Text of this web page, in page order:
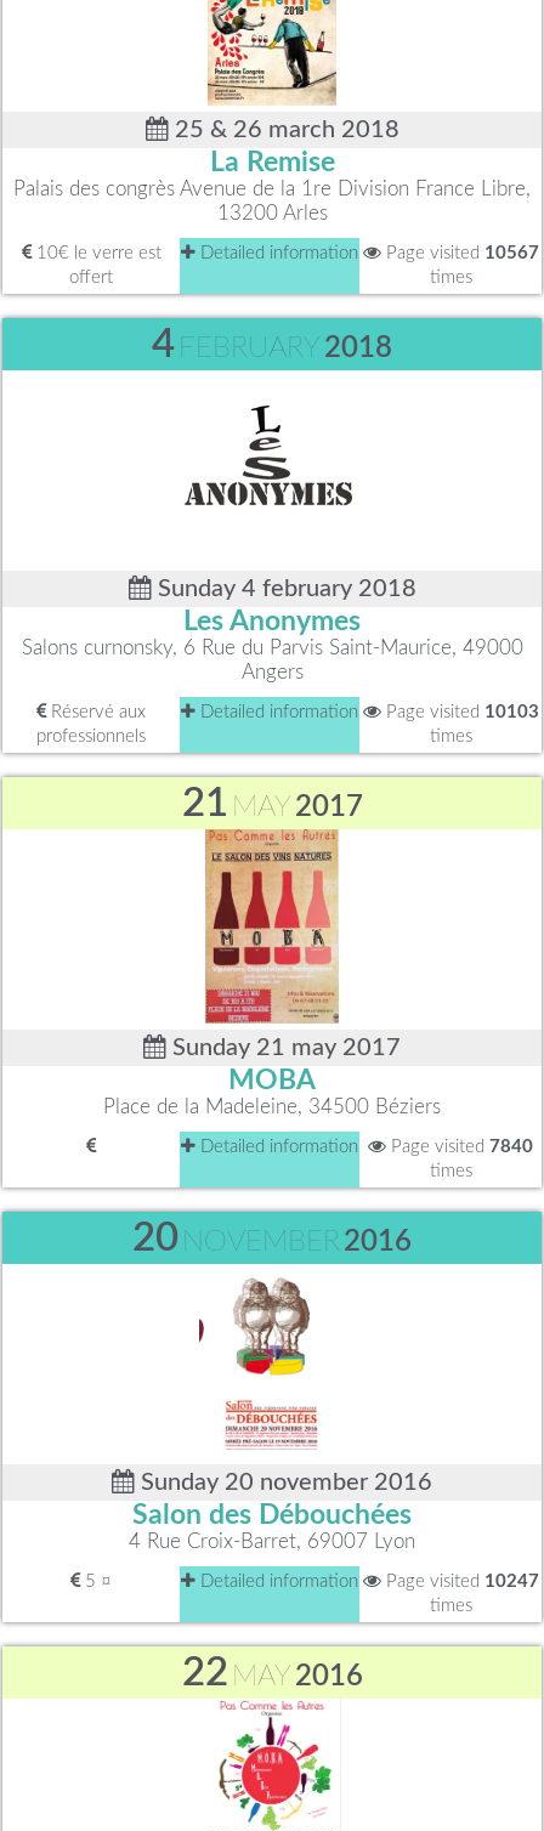
25 & 26 march 2018
La Remise
Palais des congrès Avenue de la 1re Division France Libre,
13200 Arles
10€ le verre est
offert
Detailed information Page visited 10567
times
4 FEBRUARY 2018
Sunday 4 february 2018
Les Anonymes
Salons curnonsky, 6 Rue du Parvis Saint-Maurice, 49000
Angers
Réservé aux
professionnels
Detailed information Page visited 10103
times
21 MAY 2017
Sunday 21 may 2017
MOBA
Place de la Madeleine, 34500 Béziers
Detailed information Page visited 7840
times
20 NOVEMBER2016
Sunday 20 november 2016
Salon des Débouchées
4 Rue Croix-Barret, 69007 Lyon
5 ¤ Detailed information Page visited 10247
times
22 MAY 2016